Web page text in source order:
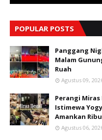
POPULAR POSTS
Panggang
Malam
Ruah
Agustus 09,
Perangi
Istimewa
Amankan
Agustus 06,